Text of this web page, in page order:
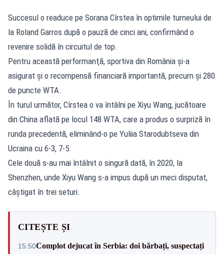
Succesul o readuce pe Sorana Cîrstea în optimile turneului de
la Roland Garros după o pauză de cinci ani, confirmând o
revenire solidă în circuitul de top.
Pentru această performanţă, sportiva din România şi-a
asigurat şi o recompensă financiară importantă, precum şi 280
de puncte WTA.
În turul următor, Cîrstea o va întâlni pe Xiyu Wang, jucătoare
din China aflată pe locul 148 WTA, care a produs o surpriză în
runda precedentă, eliminând-o pe Yuliia Starodubtseva din
Ucraina cu 6-3, 7-5.
Cele două s-au mai întâlnit o singură dată, în 2020, la
Shenzhen, unde Xiyu Wang s-a impus după un meci disputat,
câştigat în trei seturi.
CITEȘTE ȘI
15:50Complot dejucat în Serbia: doi bărbați, suspectați